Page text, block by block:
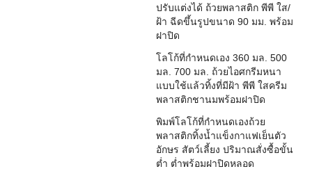
ปรับแต่งได้ ถ้วยพลาสติก พีพี ใส/
ฝ้า ฉีดขึ้นรูปขนาด 90 มม. พร้อม
ฝาปิด
โลโก้ที่กำหนดเอง 360 มล. 500
มล. 700 มล. ถ้วยไอศกรีมหนา
แบบใช้แล้วทิ้งที่มีฝ้า พีพี ใสครีม
พลาสติกชานมพร้อมฝาปิด
พิมพ์โลโก้ที่กำหนดเองถ้วย
พลาสติกทิ้งน้ำแข็งกาแฟเย็นตัว
อักษร สัตว์เลี้ยง ปริมาณสั่งซื้อขั้น
ต่ำ ต่ำพร้อมฝาปิดหลอด